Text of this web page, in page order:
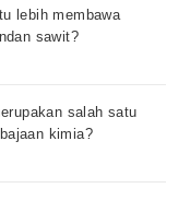
lebih membawa
sawit?
salah satu
kimia?